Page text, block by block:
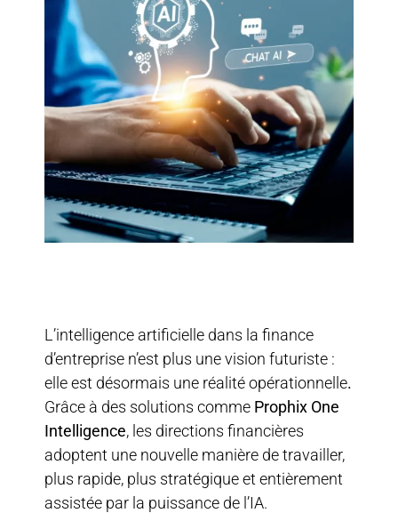
L’intelligence artificielle dans la finance
d’entreprise n’est plus une vision futuriste :
elle est désormais une réalité opérationnelle.
Grâce à des solutions comme Prophix One
Intelligence, les directions financières
adoptent une nouvelle manière de travailler,
plus rapide, plus stratégique et entièrement
assistée par la puissance de l’IA.